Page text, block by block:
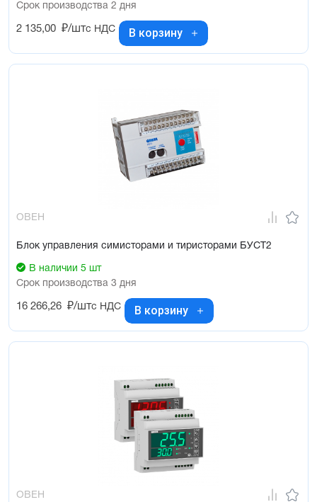
Срок производства 2 дня
2 135,00 ₽/штс НДС В корзину
ОВЕН
Блок управления симисторами и тиристорами БУСТ2
В наличии 5 шт
Срок производства 3 дня
16 266,26 ₽/штс НДС В корзину
ОВЕН